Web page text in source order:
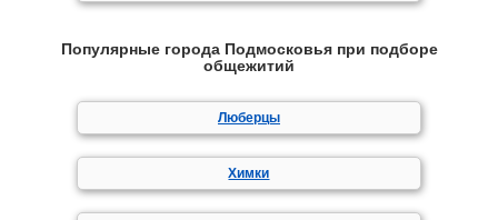
Популярные города Подмосковья при подборе
общежитий
Люберцы
Химки